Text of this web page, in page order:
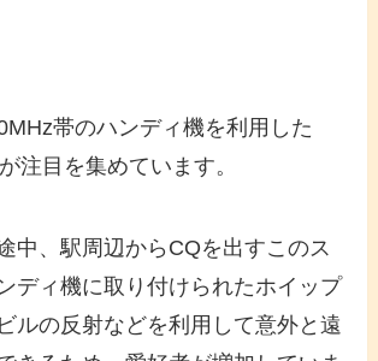
帯のハンディ機を利用した
注目を集めています。
中、駅周辺からCQを出すこのス
ディ機に取り付けられたホイップ
ルの反射などを利用して意外と遠